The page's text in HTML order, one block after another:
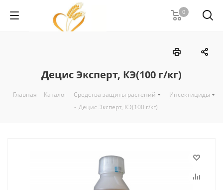
0
Децис Эксперт, КЭ(100 г/кг)
Главная - Каталог - Средства защиты растений - Инсектициды
- Децис Эксперт, КЭ(100 г/кг)